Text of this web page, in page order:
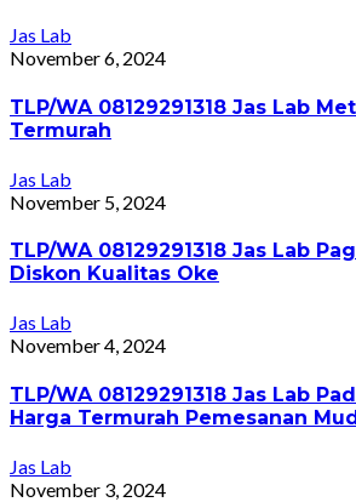
Jas Lab
November 6, 2024
TLP/WA 08129291318 Jas Lab
Termurah
Jas Lab
November 5, 2024
TLP/WA 08129291318 Jas Lab
Diskon Kualitas Oke
Jas Lab
November 4, 2024
TLP/WA 08129291318 Jas Lab
Harga Termurah Pemesanan
Jas Lab
November 3, 2024